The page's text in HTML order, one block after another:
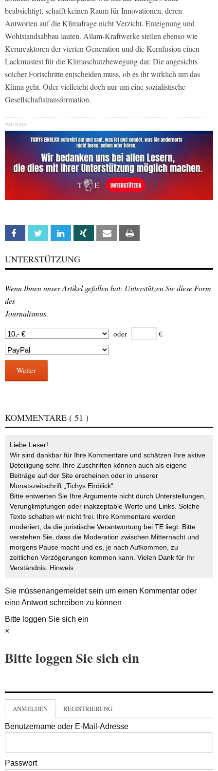
beabsichtigt, schafft keinen Raum für Innovationen, deren
Antworten auf die Klimafrage nicht Verzicht, Enteignung und
Wohlstandsabbau lauten. Allam-Kraftwerke stellen ebenso wie
Kernreaktoren der vierten Generation und die Kernfusion einen
Lackmustest für die Klimaschutzbewegung dar. Die angesichts
solcher Fortschritte entscheiden muss, ob es ihr wirklich um das
Klima geht. Oder vielleicht doch nur um eine sozialistische
Gesellschaftstransformation.
Anzeige
Facebook Twitter Linkedin Xing Email
UNTERSTÜTZUNG
Wenn Ihnen unser Artikel gefallen hat: Unterstützen Sie diese Form
des
Journalismus.
oder €
Weiter
KOMMENTARE ( 51 )
Liebe Leser!
Wir sind dankbar für Ihre Kommentare und schätzen Ihre aktive
Beteiligung sehr. Ihre Zuschriften können auch als eigene
Beiträge auf der Site erscheinen oder in unserer
Monatszeitschrift „Tichys Einblick“.
Bitte entwerten Sie Ihre Argumente nicht durch Unterstellungen,
Verunglimpfungen oder inakzeptable Worte und Links. Solche
Texte schalten wir nicht frei. Ihre Kommentare werden
moderiert, da die juristische Verantwortung bei TE liegt. Bitte
verstehen Sie, dass die Moderation zwischen Mitternacht und
morgens Pause macht und es, je nach Aufkommen, zu
zeitlichen Verzögerungen kommen kann. Vielen Dank für Ihr
Verständnis. Hinweis
Sie müssenangemeldetsein um einen Kommentar oder
eine Antwort schreiben zu können
Bitte loggen Sie sich ein
×
Bitte loggen Sie sich ein
ANMELDEN REGISTRIERUNG
Benutzername oder E-Mail-Adresse
Passwort